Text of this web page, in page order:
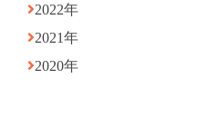
2022年
2021年
2020年